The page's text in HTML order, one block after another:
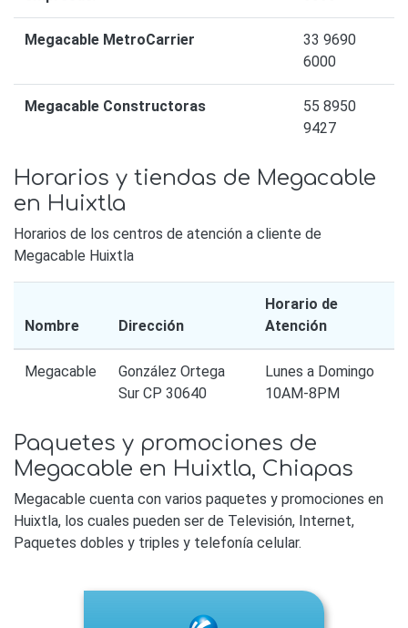
Megacable MetroCarrier
33 9690
6000
Megacable Constructoras
55 8950
9427
Horarios y tiendas de Megacable
en Huixtla
Horarios de los centros de atención a cliente de
Megacable Huixtla
Nombre Dirección
Horario de
Atención
Megacable
González Ortega
Sur CP 30640
Lunes a Domingo
10AM-8PM
Paquetes y promociones de
Megacable en Huixtla, Chiapas
Megacable cuenta con varios paquetes y promociones en
Huixtla, los cuales pueden ser de Televisión, Internet,
Paquetes dobles y triples y telefonía celular.